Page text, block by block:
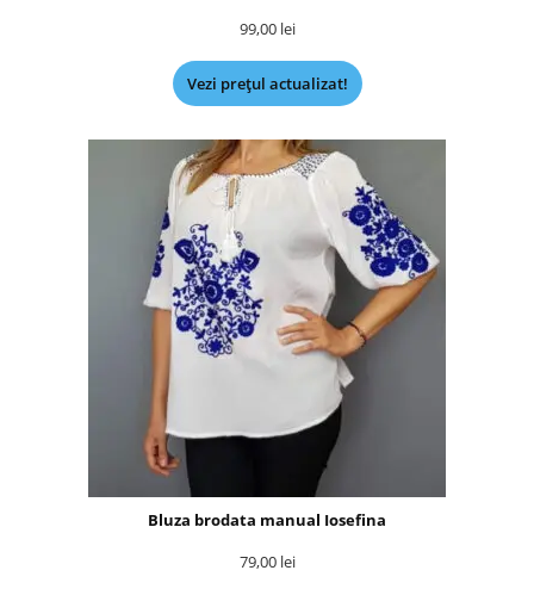
99,00 lei
Vezi prețul actualizat!
Bluza brodata manual Iosefina
79,00 lei